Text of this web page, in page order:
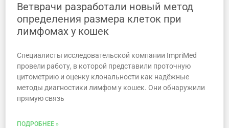
Ветврачи разработали новый метод
определения размера клеток при
лимфомах у кошек
Специалисты исследовательской компании ImpriMed
провели работу, в которой представили проточную
цитометрию и оценку клональности как надёжные
методы диагностики лимфом у кошек. Они обнаружили
прямую связь
ПОДРОБНЕЕ »